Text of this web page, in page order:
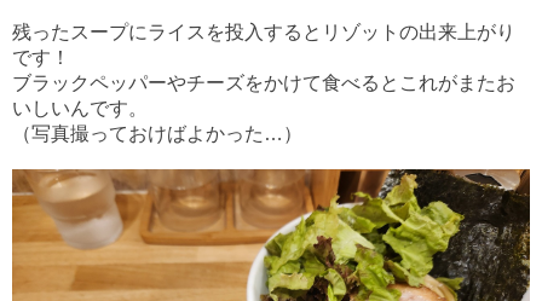
残ったスープにライスを投入するとリゾットの出来上がり
です！
ブラックペッパーやチーズをかけて食べるとこれがまたお
いしいんです。
（写真撮っておけばよかった…）